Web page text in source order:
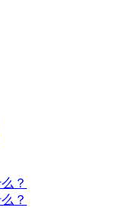
？
？